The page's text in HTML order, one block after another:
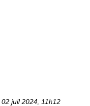
juil 2024, 11h12